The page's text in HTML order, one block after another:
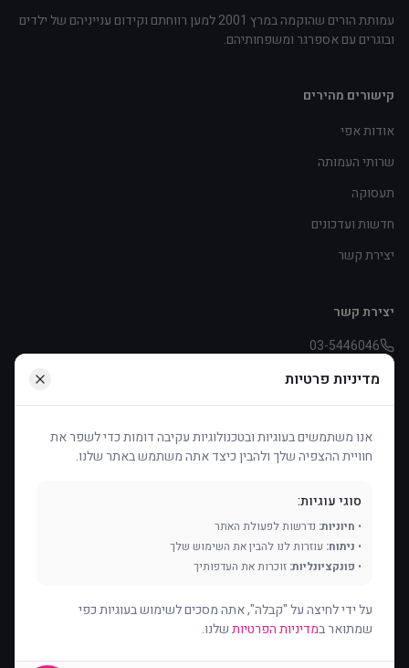
עמותת הורים שהוקמה במרץ 2001 למען רווחתם וקידום ענייניהם של ילדים
ובוגרים עם אספרגר ומשפחותיהם.
קישורים מהירים
אודות אפי
שרותי העמותה
תעסוקה
חדשות ועדכונים
יצירת קשר
יצירת קשר
03-5446046
pniot.effie@asperger.org.il
דיזינגוף 253, תל אביב
תמכו בנו
העמותה פועלת בעיקר בזכות תרומות ודמי חבר. כל תרומה עוזרת לנו
תרמו עכשיו
מדיניות פרטיות
אנו משתמשים בעוגיות ובטכנולוגיות עקיבה דומות כדי לשפר את
חוויית ההצפיה שלך ולהבין כיצד אתה משתמש באתר שלנו.
סוגי עוגיות:
• חיוניות: נדרשות לפעולת האתר
• ניתוח: עוזרות לנו להבין את השימוש שלך
• פונקציונליות: זוכרות את העדפותיך
על ידי לחיצה על "קבלה", אתה מסכים לשימוש בעוגיות כפי
שמתואר במדיניות הפרטיותשלנו.